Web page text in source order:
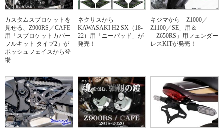
カスタムスプロケットを
見せる、Z900RS／CAFE
用「スプロケットカバー
フルキット タイプ2」が
ポッシュフェイスから登
場
ネクサスから
KAWASAKI H2 SX（18-
22）用「ニーパッド」が
発売！
キジマから「Z1000／
Z1100／SE」用＆
「Z650RS」用フェンダー
レスKITが発売！